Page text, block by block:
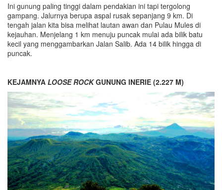
Ini gunung paling tinggi dalam pendakian ini tapi tergolong
gampang. Jalurnya berupa aspal rusak sepanjang 9 km. Di
tengah jalan kita bisa melihat lautan awan dan Pulau Mules di
kejauhan. Menjelang 1 km menuju puncak mulai ada bilik batu
kecil yang menggambarkan Jalan Salib. Ada 14 bilik hingga di
puncak.
KEJAMNYA LOOSE ROCKGUNUNG INERIE (2.227 M)